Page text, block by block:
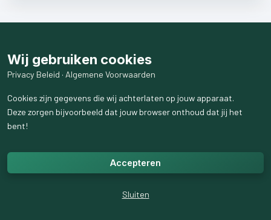
Wij gebruiken cookies
Privacy Beleid · Algemene Voorwaarden
Cookies zijn gegevens die wij achterlaten op jouw apparaat.
Deze zorgen bijvoorbeeld dat jouw browser onthoud dat jij het
bent!
Accepteren
Sluiten